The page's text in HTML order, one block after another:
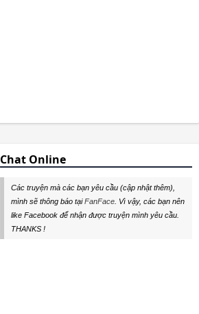
Chat Online
Các truyện mà các bạn yêu cầu (cập nhật thêm),
mình sẽ thông báo tạiFanFace . Vì vậy, các bạn nên
like Facebook để nhận được truyện mình yêu cầu.
THANKS !